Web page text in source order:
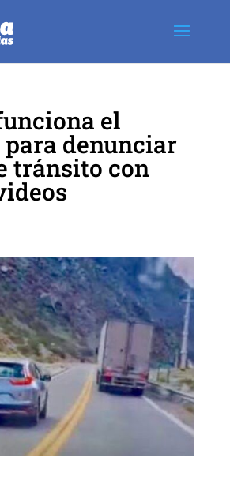
el
denunciar
tránsito con